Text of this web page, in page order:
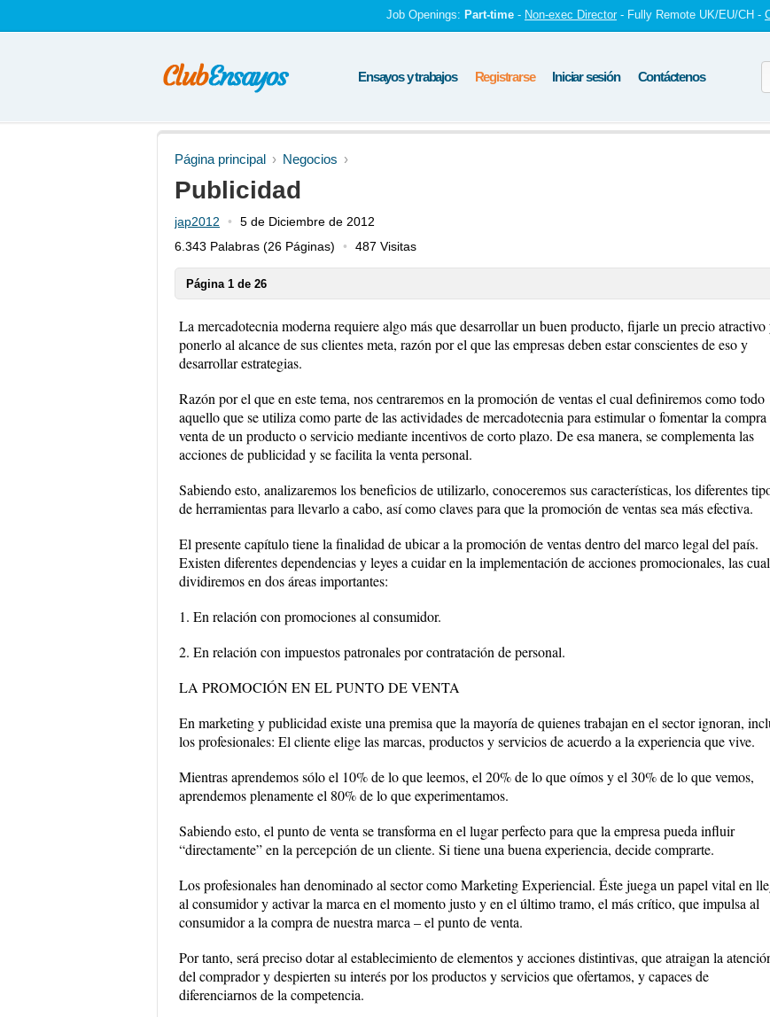
Job Openings: Part-time - Non-exec Director - Fully Remote UK/EU/CH -
Ensayos y trabajos Registrarse Iniciar sesión Contáctenos
Página principal Negocios
Publicidad
jap2012
5 de Diciembre de 2012
6.343 Palabras (26 Páginas) 487 Visitas
Página 1 de 26
La mercadotecnia moderna requiere algo más que desarrollar un buen producto, fijarle un precio atractivo
ponerlo al alcance de sus clientes meta, razón por el que las empresas deben estar conscientes de eso y
desarrollar estrategias.
Razón por el que en este tema, nos centraremos en la promoción de ventas el cual definiremos como todo
aquello que se utiliza como parte de las actividades de mercadotecnia para estimular o fomentar la compra
venta de un producto o servicio mediante incentivos de corto plazo. De esa manera, se complementa las
acciones de publicidad y se facilita la venta personal.
Sabiendo esto, analizaremos los beneficios de utilizarlo, conoceremos sus características, los diferentes
de herramientas para llevarlo a cabo, así como claves para que la promoción de ventas sea más efectiva.
El presente capítulo tiene la finalidad de ubicar a la promoción de ventas dentro del marco legal del país.
Existen diferentes dependencias y leyes a cuidar en la implementación de acciones promocionales, las
dividiremos en dos áreas importantes:
1. En relación con promociones al consumidor.
2. En relación con impuestos patronales por contratación de personal.
LA PROMOCIÓN EN EL PUNTO DE VENTA
En marketing y publicidad existe una premisa que la mayoría de quienes trabajan en el sector ignoran,
los profesionales: El cliente elige las marcas, productos y servicios de acuerdo a la experiencia que vive.
Mientras aprendemos sólo el 10% de lo que leemos, el 20% de lo que oímos y el 30% de lo que vemos,
aprendemos plenamente el 80% de lo que experimentamos.
Sabiendo esto, el punto de venta se transforma en el lugar perfecto para que la empresa pueda influir
“directamente” en la percepción de un cliente. Si tiene una buena experiencia, decide comprarte.
Los profesionales han denominado al sector como Marketing Experiencial. Éste juega un papel vital en
al consumidor y activar la marca en el momento justo y en el último tramo, el más crítico, que impulsa al
consumidor a la compra de nuestra marca – el punto de venta.
Por tanto, será preciso dotar al establecimiento de elementos y acciones distintivas, que atraigan la
del comprador y despierten su interés por los productos y servicios que ofertamos, y capaces de
diferenciarnos de la competencia.